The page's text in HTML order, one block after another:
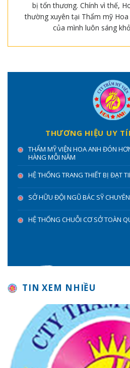
bị tổn thương. Chính vì thế,
thường xuyên tại Thẩm mỹ
của mình luôn sáng
THƯƠNG HIỆU UY
THẨM MỸ VIỆN HOA ANH ĐÓN
HÀNG MỖI NĂM
HỆ THỐNG TRANG THIẾT BỊ ĐẠT
SỞ HỮU ĐỘI NGŨ BÁC SỸ
HỆ THỐNG CHUỖI CƠ SỞ TOÀN
TIN XEM NHIỀU